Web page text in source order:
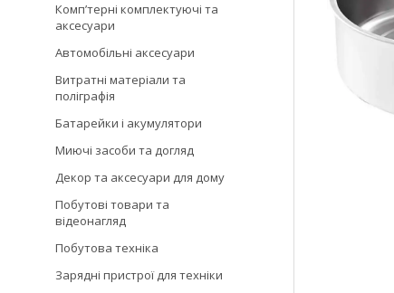
Компʼтерні комплектуючі та
аксесуари
Автомобільні аксесуари
Витратні матеріали та
поліграфія
Батарейки і акумулятори
Миючі засоби та догляд
Декор та аксесуари для дому
Побутові товари та
відеонагляд
Побутова техніка
Зарядні пристрої для техніки